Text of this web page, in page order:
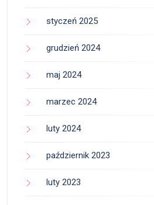
styczeń 2025
grudzień 2024
maj 2024
marzec 2024
luty 2024
październik 2023
luty 2023